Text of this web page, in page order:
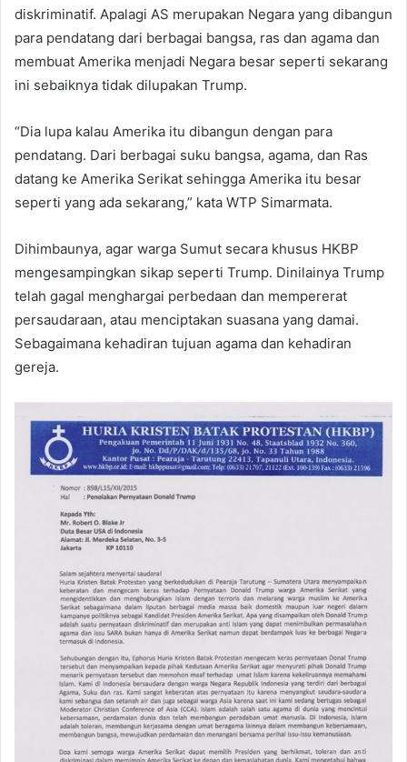
diskriminatif. Apalagi AS merupakan Negara yang dibangun
para pendatang dari berbagai bangsa, ras dan agama dan
membuat Amerika menjadi Negara besar seperti sekarang
ini sebaiknya tidak dilupakan Trump.
“Dia lupa kalau Amerika itu dibangun dengan para
pendatang. Dari berbagai suku bangsa, agama, dan Ras
datang ke Amerika Serikat sehingga Amerika itu besar
seperti yang ada sekarang,” kata WTP Simarmata.
Dihimbaunya, agar warga Sumut secara khusus HKBP
mengesampingkan sikap seperti Trump. Dinilainya Trump
telah gagal menghargai perbedaan dan mempererat
persaudaraan, atau menciptakan suasana yang damai.
Sebagaimana kehadiran tujuan agama dan kehadiran
gereja.